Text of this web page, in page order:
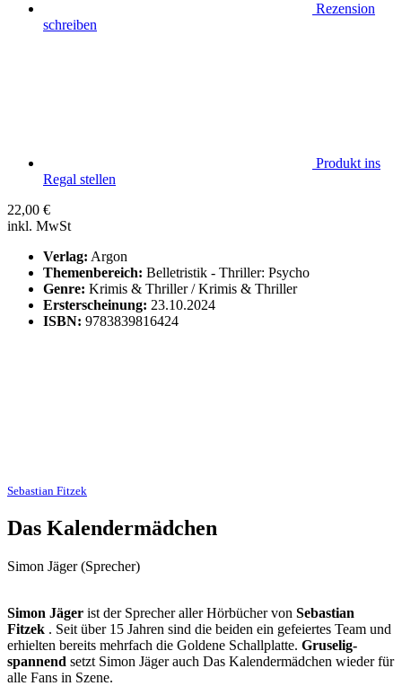
Rezension
schreiben
Produkt ins
Regal stellen
22,00 €
inkl. MwSt
Verlag: Argon
Themenbereich: Belletristik - Thriller: Psycho
Genre: Krimis & Thriller / Krimis & Thriller
Ersterscheinung: 23.10.2024
ISBN: 9783839816424
Sebastian Fitzek
Das Kalendermädchen
Simon Jäger (Sprecher)
Simon Jäger ist der Sprecher aller Hörbücher von Sebastian
Fitzek . Seit über 15 Jahren sind die beiden ein gefeiertes Team und
erhielten bereits mehrfach die Goldene Schallplatte. Gruselig-
spannend setzt Simon Jäger auch Das Kalendermädchen wieder für
alle Fans in Szene.